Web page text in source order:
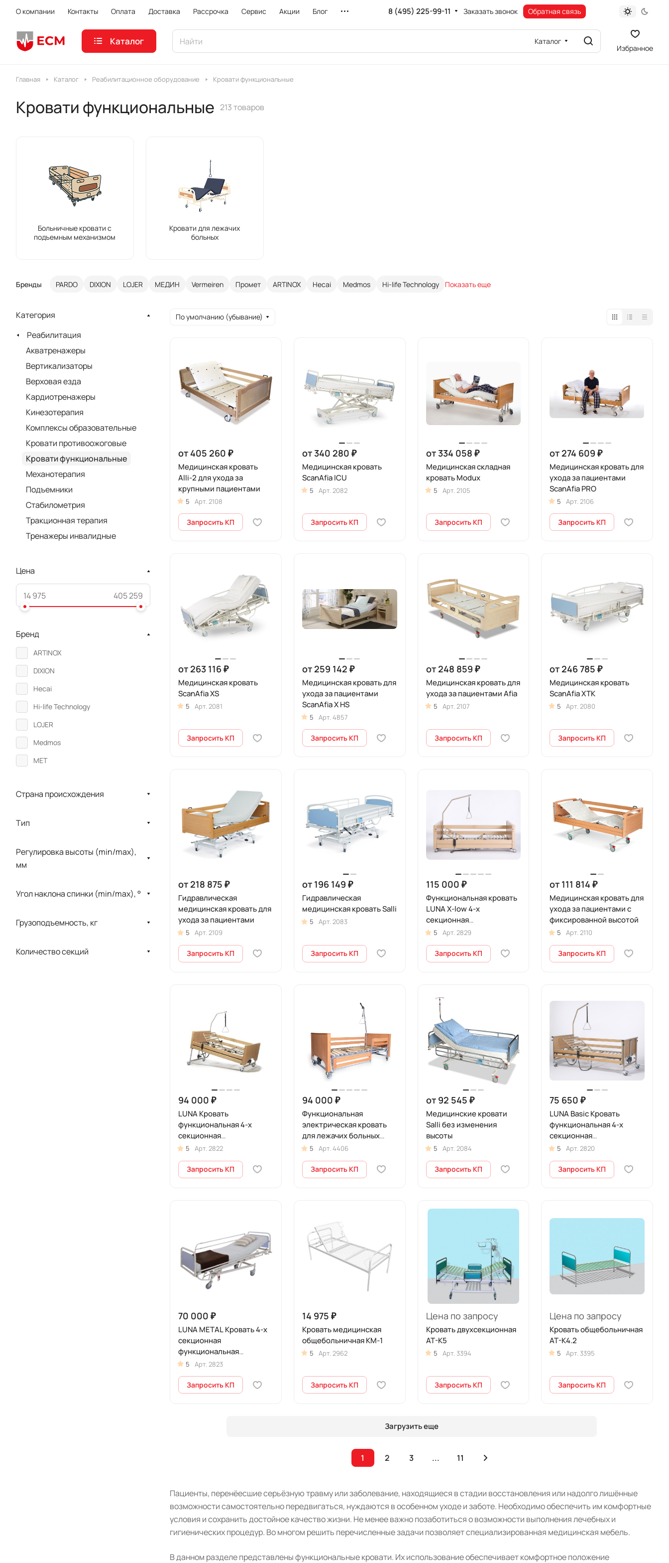
О компании Контакты Оплата Доставка Рассрочка Сервис Акции Блог 8 (495) 225-99-11 Заказать звонок Обратная связь
Каталог Каталог
Избранное
Главная Каталог Реабилитационное оборудование Кровати функциональные
Кровати функциональные 213 товаров
Больничные кровати с
подъемным механизмом
Кровати для лежачих
больных
Бренды PARDO DIXION LOJER МЕДИН Vermeiren Промет ARTINOX Hecai Medmos Hi-life Technology Показать еще
По умолчанию (убывание)
от 405 260 ₽
Медицинская кровать
Alli-2 для ухода за
крупными пациентами
5 Арт. 2108
Запросить КП
от 340 280 ₽
Медицинская кровать
ScanAfia ICU
5 Арт. 2082
Запросить КП
от 334 058 ₽
Медицинская складная
кровать Modux
5 Арт. 2105
Запросить КП
от 274 609 ₽
Медицинская кровать для
ухода за пациентами
ScanAfia PRO
5 Арт.2106
Запросить КП
от 263 116 ₽
Медицинская кровать
ScanAfia XS
5 Арт. 2081
Запросить КП
от 259 142 ₽
Медицинская кровать для
ухода за пациентами
ScanAfia X HS
5 Арт. 4857
Запросить КП
от 248 859 ₽
Медицинская кровать для
ухода за пациентами Afia
5 Арт. 2107
Запросить КП
от 246 785 ₽
Медицинская кровать
ScanAfia XTK
5 Арт. 2080
Запросить КП
от 218 875 ₽
Гидравлическая
медицинская кровать для
ухода за пациентами
5 Арт. 2109
Запросить КП
от 196 149 ₽
Гидравлическая
медицинская кровать Salli
5 Арт. 2083
Запросить КП
115 000 ₽
Функциональная кровать
LUNA X-low 4-х
секционная
электрическая (в
5 Арт. 2829
Запросить КП
от 111 814 ₽
Медицинская кровать для
ухода за пациентами с
фиксированной высотой
5 Арт.2110
Запросить КП
94 000 ₽
LUNA Кровать
функциональная 4-х
секционная
электрическая (в
5 Арт. 2822
Запросить КП
94 000 ₽
Функциональная
электрическая кровать
для лежачих больных
LUNA с раздельными
5 Арт. 4406
Запросить КП
от 92 545 ₽
Медицинские кровати
Salli без изменения
высоты
5 Арт. 2084
Запросить КП
75 650 ₽
LUNA Basic Кровать
функциональная 4-х
секционная
электрическая (в
5 Арт.2820
Запросить КП
70 000 ₽
LUNA METAL Кровать 4-х
секционная
функциональная
гидравлическая
5 Арт. 2823
Запросить КП
14 975 ₽
Кровать медицинская
общебольничная КМ-1
5 Арт. 2962
Запросить КП
Цена по запросу
Кровать двухсекционная
AT-K5
5 Арт. 3394
Запросить КП
Цена по запросу
Кровать общебольничная
AT-K4.2
5 Арт.3395
Запросить КП
Загрузить еще
1 2 3 ... 11
Пациенты, перенёесшие серьёзную травму или заболевание, находящиеся в стадии восстановления или надолго лишённые
возможности самостоятельно передвигаться, нуждаются в особенном уходе и заботе. Необходимо обеспечить им комфортные
условия и сохранить достойное качество жизни. Не менее важно позаботиться о возможности выполнения лечебных и
гигиенических процедур. Во многом решить перечисленные задачи позволяет специализированная медицинская мебель.
В данном разделе представлены функциональные кровати. Их использование обеспечивает комфортное положение
Категория
Реабилитация
Акватренажеры
Вертикализаторы
Верховая езда
Кардиотренажеры
Кинезотерапия
Комплексы образовательные
Кровати противоожоговые
Кровати функциональные
Механотерапия
Подъемники
Стабилометрия
Тракционная терапия
Тренажеры инвалидные
Цена
Бренд
ARTINOX
DIXION
Hecai
Hi-life Technology
LOJER
Medmos
MET
PARDO
МЕДИН
Страна происхождения
Тип
Регулировка высоты (min/max),
мм
Угол наклона спинки (min/max), °
Грузоподъемность, кг
Количество секций